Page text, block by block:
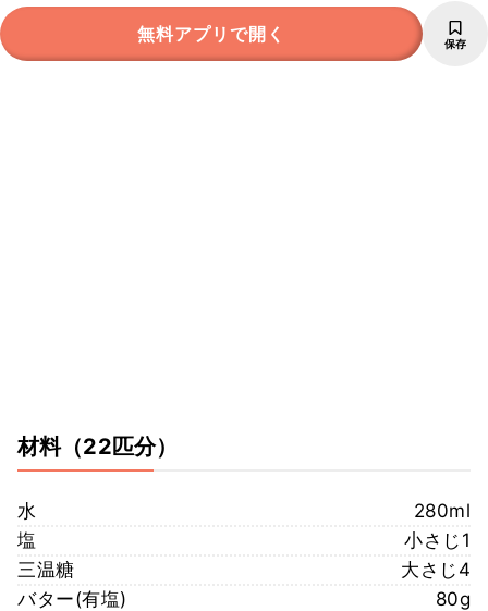
無料アプリで開く 保存
材料（22匹分）
水
280ml
塩
小さじ1
三温糖
大さじ4
バター(有塩)
80g